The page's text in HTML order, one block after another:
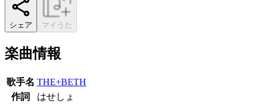
シェア マイうた
楽曲情報
歌手名 THE+BETH
作詞
はせしょ